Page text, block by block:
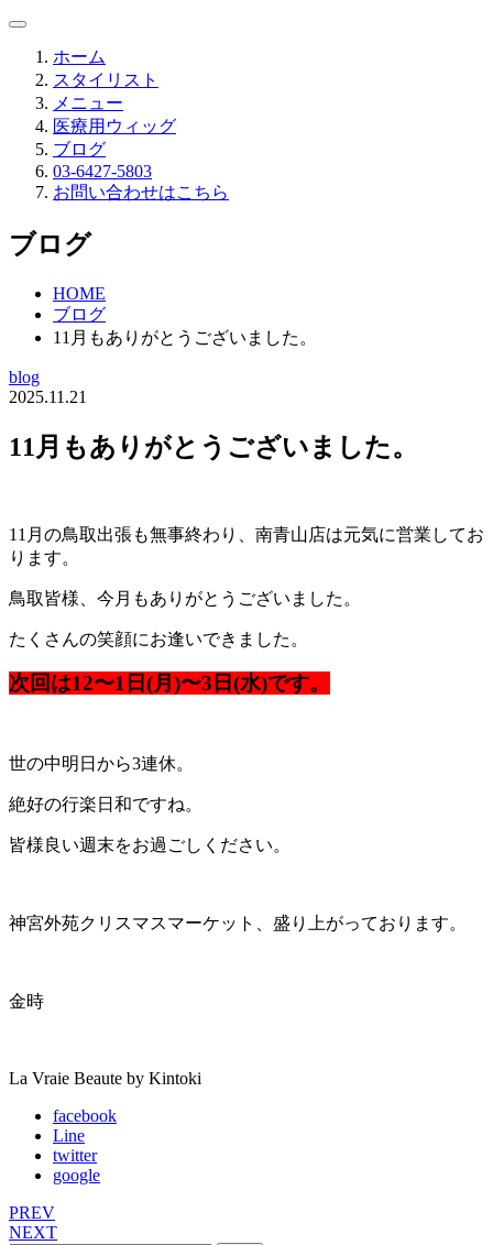
ホーム
スタイリスト
メニュー
医療用ウィッグ
ブログ
03-6427-5803
お問い合わせはこちら
ブログ
HOME
ブログ
11月もありがとうございました。
blog
2025.11.21
11月もありがとうございました。
11月の鳥取出張も無事終わり、南青山店は元気に営業してお
ります。
鳥取皆様、今月もありがとうございました。
たくさんの笑顔にお逢いできました。
次回は12〜1日(月)〜3日(水)です。
世の中明日から3連休。
絶好の行楽日和ですね。
皆様良い週末をお過ごしください。
神宮外苑クリスマスマーケット、盛り上がっております。
金時
La Vraie Beaute by Kintoki
facebook
Line
twitter
google
PREV
NEXT